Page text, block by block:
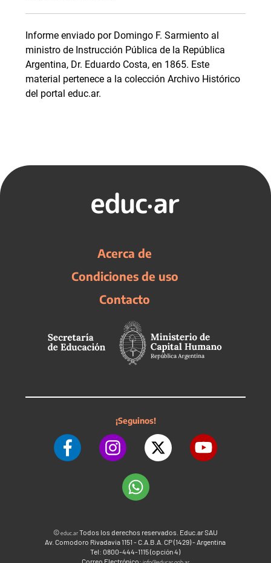
Informe enviado por Domingo F. Sarmiento al
ministro de Instrucción Pública de la República
Argentina, Dr. Eduardo Costa, en 1865. Este
material pertenece a la colección Archivo Histórico
del portal educ.ar.
Acerca de
Condiciones de uso
Contacto
¡Seguinos!
©educ.arTodos los derechos reservados. Educ.ar SAU
Av. Comodoro Rivadavia 1151 - C.A.B.A. CP (1429) - Argentina
Tel: 0800-444-1115 (opción 4)
Correo Electrónico: